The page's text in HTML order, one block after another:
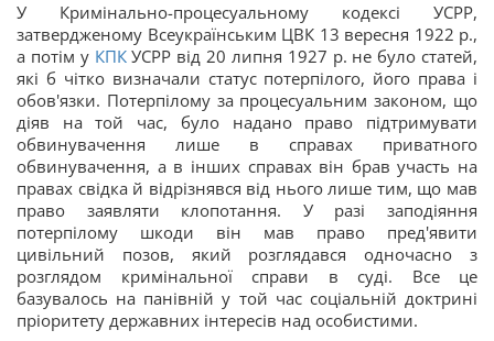
У Кримінально-процесуальному кодексі УСРР,
затвердженому Всеукраїнським ЦВК 13 вересня 1922 р.,
а потім у КПКУСРР від 20 липня 1927 р. не було статей,
які б чітко визначали статус потерпілого, його права і
обов'язки. Потерпілому за процесуальним законом, що
діяв на той час, було надано право підтримувати
обвинувачення лише в справах приватного
обвинувачення, а в інших справах він брав участь на
правах свідка й відрізнявся від нього лише тим, що мав
право заявляти клопотання. У разі заподіяння
потерпілому шкоди він мав право пред'явити
цивільний позов, який розглядався одночасно з
розглядом кримінальної справи в суді. Все це
базувалось на панівній у той час соціальній доктрині
пріоритету державних інтересів над особистими.